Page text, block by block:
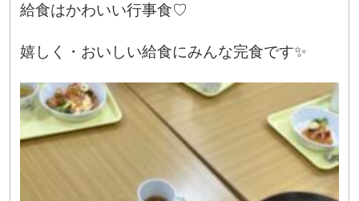
給食はかわいい行事食♡
嬉しく・おいしい給食にみんな完食です✨